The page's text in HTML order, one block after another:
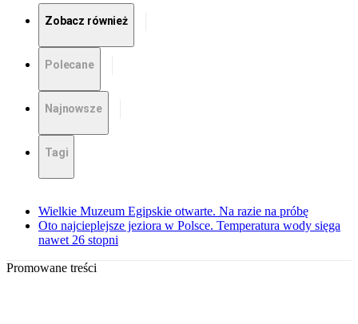
Zobacz również
Polecane
Najnowsze
Tagi
Wielkie Muzeum Egipskie otwarte. Na razie na próbę
Oto najcieplejsze jeziora w Polsce. Temperatura wody sięga
nawet 26 stopni
Promowane treści